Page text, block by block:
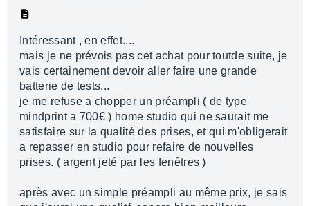
Intéressant , en effet....
mais je ne prévois pas cet achat pour toutde suite, je
vais certainement devoir aller faire une grande
batterie de tests...
je me refuse a chopper un préampli ( de type
mindprint a 700€ ) home studio qui ne saurait me
satisfaire sur la qualité des prises, et qui m'obligerait
a repasser en studio pour refaire de nouvelles
prises. ( argent jeté par les fenêtres )
après avec un simple préampli au même prix, je sais